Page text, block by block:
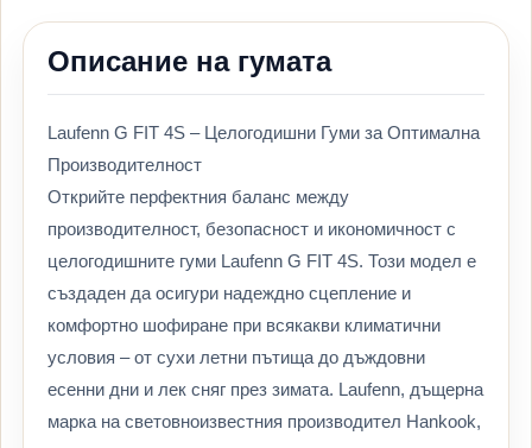
Описание на гумата
Laufenn G FIT 4S – Целогодишни Гуми за Оптимална
Производителност
Открийте перфектния баланс между
производителност, безопасност и икономичност с
целогодишните гуми Laufenn G FIT 4S. Този модел е
създаден да осигури надеждно сцепление и
комфортно шофиране при всякакви климатични
условия – от сухи летни пътища до дъждовни
есенни дни и лек сняг през зимата. Laufenn, дъщерна
марка на световноизвестния производител Hankook,